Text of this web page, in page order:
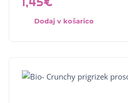
Dodaj v košarico